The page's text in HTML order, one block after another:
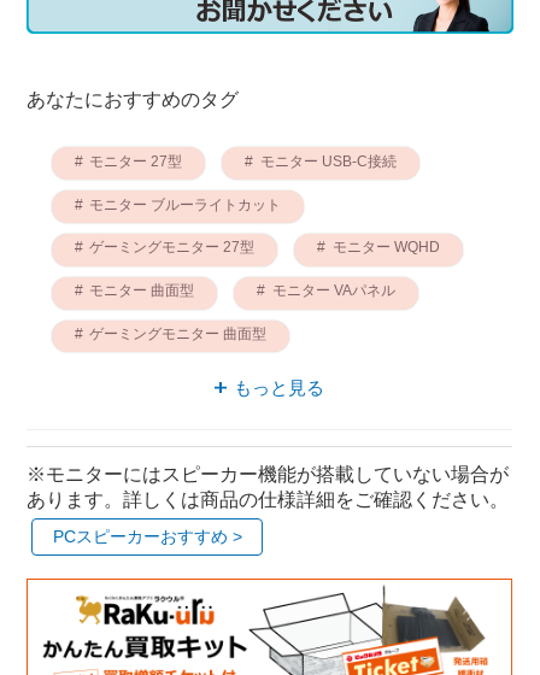
あなたにおすすめのタグ
モニター 27型 モニター USB-C接続
モニター ブルーライトカット
ゲーミングモニター 27型 モニター WQHD
モニター 曲面型 モニター VAパネル
ゲーミングモニター 曲面型
もっと見る
※モニターにはスピーカー機能が搭載していない場合が
あります。詳しくは商品の仕様詳細をご確認ください。
PCスピーカーおすすめ >